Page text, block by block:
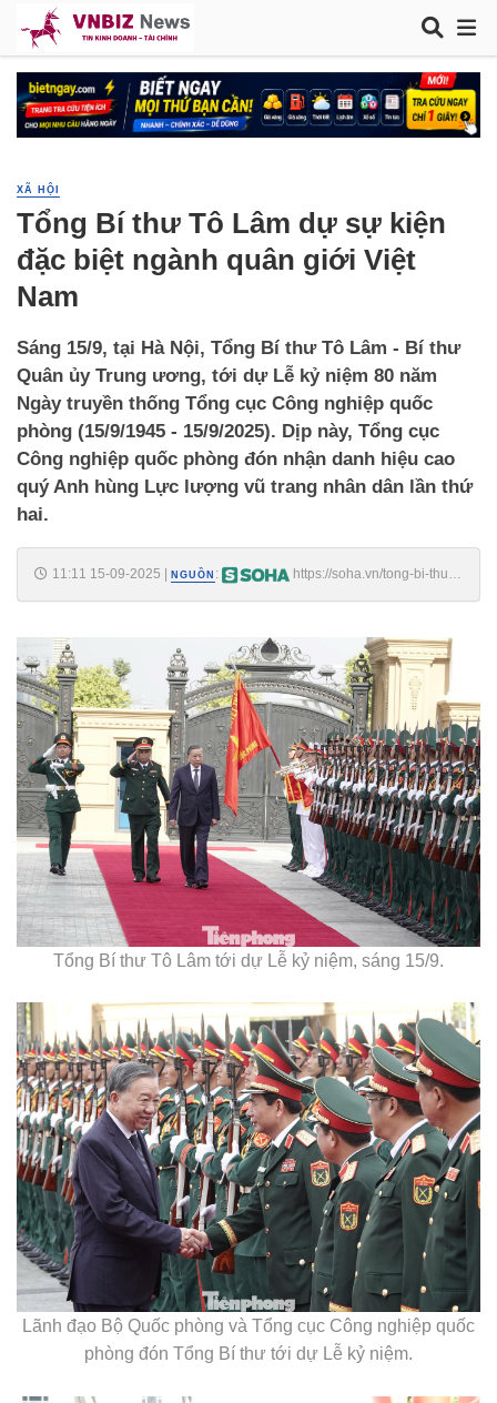
XÃ HỘI
Tổng Bí thư Tô Lâm dự sự kiện
đặc biệt ngành quân giới Việt
Nam
Sáng 15/9, tại Hà Nội, Tổng Bí thư Tô Lâm - Bí thư
Quân ủy Trung ương, tới dự Lễ kỷ niệm 80 năm
Ngày truyền thống Tổng cục Công nghiệp quốc
phòng (15/9/1945 - 15/9/2025). Dịp này, Tổng cục
Công nghiệp quốc phòng đón nhận danh hiệu cao
quý Anh hùng Lực lượng vũ trang nhân dân lần thứ
hai.
11:11 15-09-2025 NGUỒN :
https://soha.vn/tong-bi-thu-
Tổng Bí thư Tô Lâm tới dự Lễ kỷ niệm, sáng 15/9.
Lãnh đạo Bộ Quốc phòng và Tổng cục Công nghiệp quốc
phòng đón Tổng Bí thư tới dự Lễ kỷ niệm.